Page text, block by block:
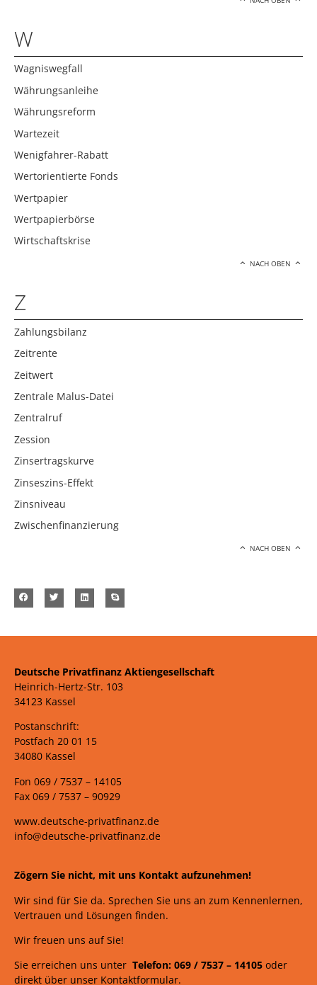
W
Wagniswegfall
Währungsanleihe
Währungsreform
Wartezeit
Wenigfahrer-Rabatt
Wertorientierte Fonds
Wertpapier
Wertpapierbörse
Wirtschaftskrise
NACH OBEN
Z
Zahlungsbilanz
Zeitrente
Zeitwert
Zentrale Malus-Datei
Zentralruf
Zession
Zinsertragskurve
Zinseszins-Effekt
Zinsniveau
Zwischenfinanzierung
NACH OBEN
Deutsche Privatfinanz Aktiengesellschaft
Heinrich-Hertz-Str. 103
34123 Kassel
Postanschrift:
Postfach 20 01 15
34080 Kassel
Fon 069 / 7537 – 14105
Fax 069 / 7537 – 90929
www.deutsche-privatfinanz.de
info@deutsche-privatfinanz.de
Zögern Sie nicht, mit uns Kontakt aufzunehmen!
Wir sind für Sie da. Sprechen Sie uns an zum Kennenlernen,
Vertrauen und Lösungen finden.
Wir freuen uns auf Sie!
Sie erreichen uns unter Telefon: 069 / 7537 – 14105 oder
direkt über unser Kontaktformular.